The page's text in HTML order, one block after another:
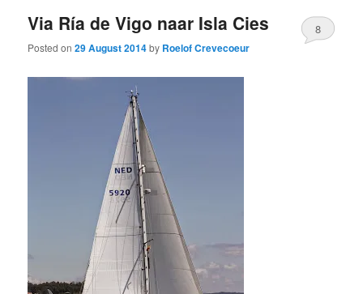
Via Ría de Vigo naar Isla Cies
Posted on29 August 2014by Roelof Crevecoeur
8